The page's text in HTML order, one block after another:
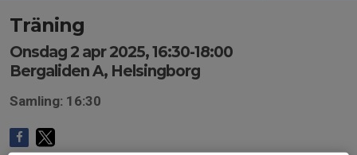
Träning
Onsdag 2 apr 2025, 16:30-18:00
Bergaliden A, Helsingborg
Samling: 16:30